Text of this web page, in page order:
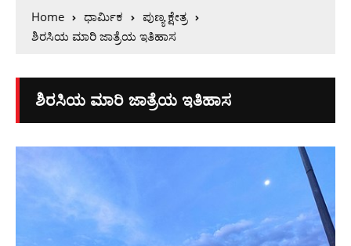
Home ಧಾರ್ಮಿಕ
ಪುಣ್ಯ ಕ್ಷೇತ್ರ
ಶಿರಸಿಯ ಮಾರಿ ಜಾತ್ರೆಯ ಇತಿಹಾಸ
ಶಿರಸಿಯ ಮಾರಿ ಜಾತ್ರೆಯ ಇತಿಹಾಸ